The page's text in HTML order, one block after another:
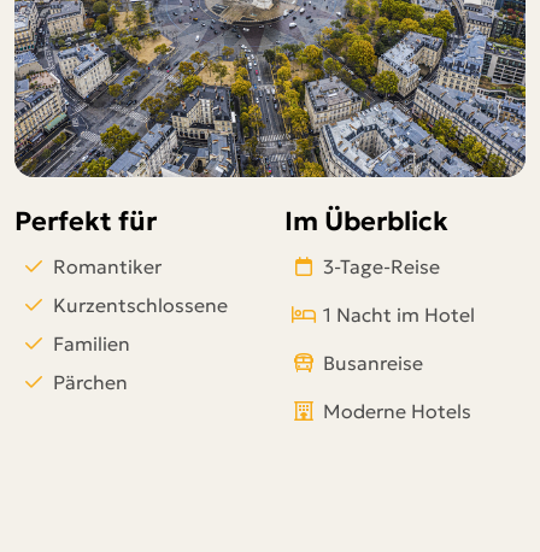
Perfekt für
Romantiker
Kurzentschlossene
Familien
Pärchen
Im Überblick
3-Tage-Reise
1 Nacht im Hotel
Busanreise
Moderne Hotels
Telegram
per E-Mail senden